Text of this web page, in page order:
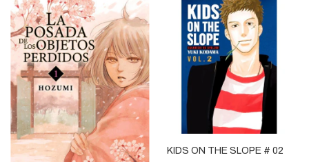
KIDS ON THE SLOPE # 02